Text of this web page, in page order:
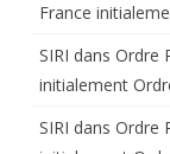
France
SIRI dans Ordre
initialement
SIRI dans Ordre